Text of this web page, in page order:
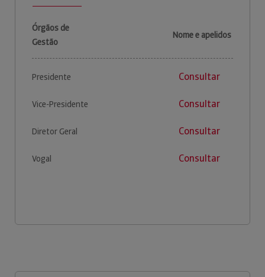
Órgãos de
Gestão
Nome e apelidos
Presidente Consultar
Vice-Presidente Consultar
Diretor Geral Consultar
Vogal Consultar